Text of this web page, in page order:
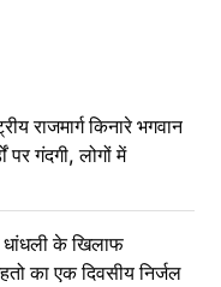
राजमार्ग किनारे भगवान
पर गंदगी, लोगों में
के खिलाफ
का एक दिवसीय निर्जल